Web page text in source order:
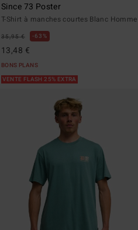
Since 73 Poster
T-Shirt à manches courtes Blanc Homme
35,95 € 63%
13,48 €
BONS PLANS
VENTE FLASH 25% EXTRA